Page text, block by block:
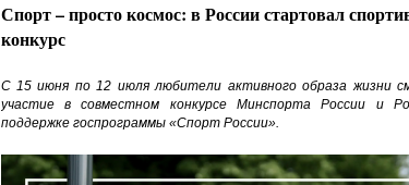
Спорт – просто космос: в России стартовал
конкурс
С 15 июня по 12 июля любители активного образа жизни
участие в совместном конкурсе Минспорта России и
поддержке госпрограммы «Спорт России».